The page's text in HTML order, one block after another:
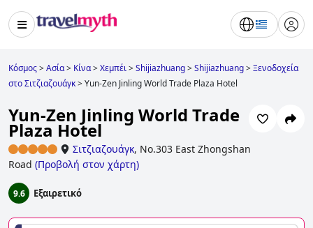
Κόσμος>Ασία> Κίνα>Χεμπέι>Shijiazhuang>Shijiazhuang>Ξενοδοχεία
στο Σιτζιαζουάγκ>Yun-Zen Jinling World Trade Plaza Hotel
Yun-Zen Jinling World Trade
Plaza Hotel
Σιτζιαζουάγκ, No.303 East Zhongshan
Road (Προβολή στον χάρτη)
9.6 Εξαιρετικό